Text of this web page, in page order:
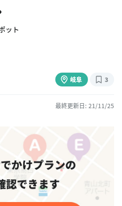
ット
岐阜 3
最終更新日: 21/11/25